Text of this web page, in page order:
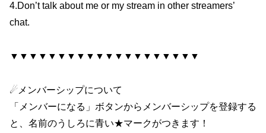
4.Don’t talk about me or my stream in other streamers’
chat.
▼▼▼▼▼▼▼▼▼▼▼▼▼▼▼▼▼▼▼▼
☄メンバーシップについて
「メンバーになる」ボタンからメンバーシップを登録する
と、名前のうしろに青い★マークがつきます！